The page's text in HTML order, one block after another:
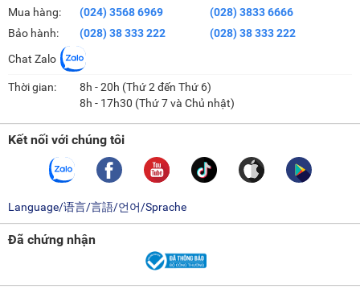
Mua hàng:
Bảo hành:
(024) 3568 6969
(028) 38 333 222
(028) 3833 6666
(028) 38 333 222
Chat Zalo
Thời gian:
8h - 20h (Thứ 2 đến Thứ 6)
8h - 17h30 (Thứ 7 và Chủ nhật)
Kết nối với chúng tôi
Language/语言/言語/언어/Sprache
Đã chứng nhận